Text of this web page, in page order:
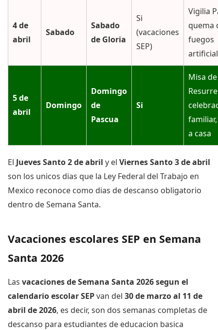
4 de
abril
Sabado
Sabado
de Gloria
Si
(vacaciones
SEP)
Vigilia
quema
fuegos
5 de
abril
Domingo
Domingo
de
Pascua
Si
Misa de
a casa
El Jueves Santo 2 de abril y el Viernes Santo 3 de abril
son los unicos dias que la Ley Federal del Trabajo en
Mexico reconoce como dias de descanso obligatorio
dentro de Semana Santa.
Vacaciones escolares SEP en Semana
Santa 2026
Las vacaciones de Semana Santa 2026 segun el
calendario escolar SEPvan del 30 de marzo al 11 de
abril de 2026, es decir, son dos semanas completas de
descanso para estudiantes de educacion basica